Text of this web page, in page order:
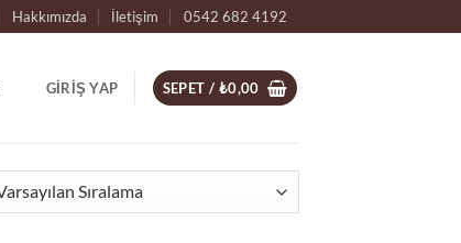
Hakkımızda İletişim 0542 682 4192
GIRIŞ YAP SEPET / ₺0,00